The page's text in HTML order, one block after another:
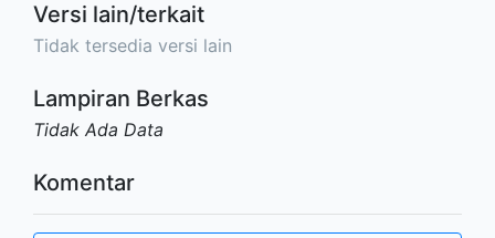
Versi lain/terkait
Tidak tersedia versi lain
Lampiran Berkas
Tidak Ada Data
Komentar